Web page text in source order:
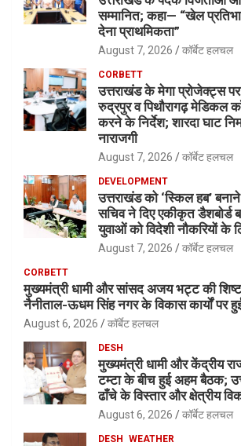
सम्मानित; कहा— “खेल
देना प्राथमिकता”
August 7, 2026 कॉर्बेट हलचल
CORBETT
उत्तराखंड के मेगा प्रोजेक्ट्स
रुद्रपुर व पिथौरागढ़
करने के निर्देश; शारदा घाट
नाराजगी
August 7, 2026 कॉर्बेट हलचल
DEVELOPMENT
उत्तराखंड को ‘स्किल हब’
सचिव ने दिए एकीकृत डैशबोर्ड
युवाओं को विदेशी नौकरियों के
August 7, 2026 कॉर्बेट हलचल
CORBETT
मुख्यमंत्री धामी और सांसद अजय भट्ट की
नैनीताल-ऊधम सिंह नगर के विकास कार्यों पर
August 6, 2026 कॉर्बेट हलचल
DESH
मुख्यमंत्री धामी और केंद्रीय
टम्टा के बीच हुई अहम बैठक;
ढाँचे के विस्तार और क्षेत्रीय
August 6, 2026 कॉर्बेट हलचल
DESH WEATHER